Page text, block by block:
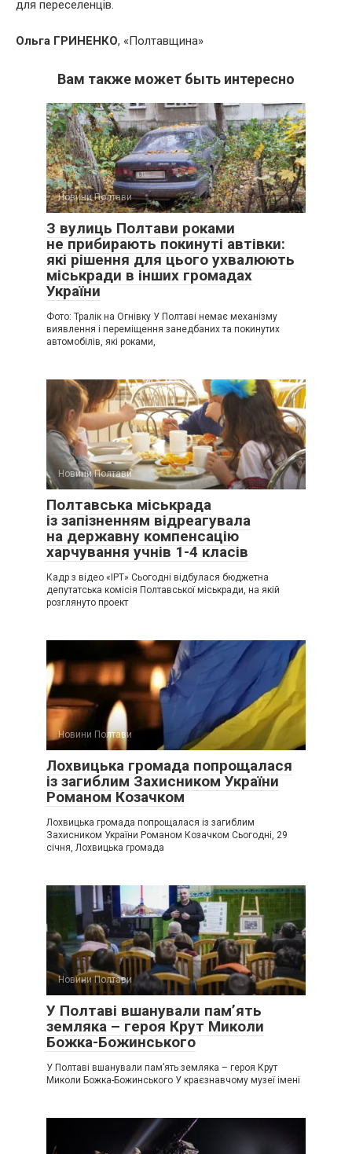
для переселенців.
Ольга ГРИНЕНКО, «Полтавщина»
Вам также может быть интересно
Новини Полтави
З вулиць Полтави роками
не прибирають покинуті автівки:
які рішення для цього ухвалюють
міськради в інших громадах
України
Фото: Тралік на Огнівку У Полтаві немає механізму
виявлення і переміщення занедбаних та покинутих
автомобілів, які роками,
Новини Полтави
Полтавська міськрада
із запізненням відреагувала
на державну компенсацію
харчування учнів 1-4 класів
Кадр з відео «ІРТ» Сьогодні відбулася бюджетна
депутатська комісія Полтавської міськради, на якій
розглянуто проект
Новини Полтави
Лохвицька громада попрощалася
із загиблим Захисником України
Романом Козачком
Лохвицька громада попрощалася із загиблим
Захисником України Романом Козачком Сьогодні, 29
січня, Лохвицька громада
Новини Полтави
У Полтаві вшанували пам’ять
земляка – героя Крут Миколи
Божка-Божинського
У Полтаві вшанували пам’ять земляка – героя Крут
Миколи Божка-Божинського У краєзнавчому музеї імені